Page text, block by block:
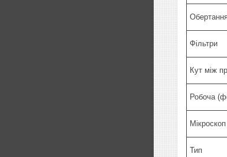
Фільтри
Кут між
Робоча
Мікроскоп
Тип